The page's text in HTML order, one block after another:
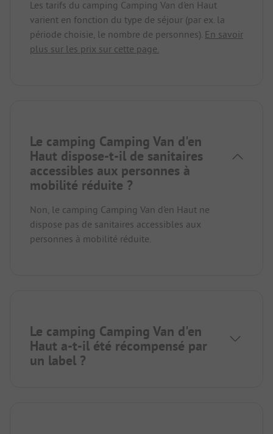
Les tarifs du camping Camping Van d'en Haut
varient en fonction du type de séjour (par ex. la
période choisie, le nombre de personnes). En savoir
plus sur les prix sur cette page.
Le camping Camping Van d'en
Haut dispose-t-il de sanitaires
accessibles aux personnes à
mobilité réduite ?
Non, le camping Camping Van d'en Haut ne
dispose pas de sanitaires accessibles aux
personnes à mobilité réduite.
Le camping Camping Van d'en
Haut a-t-il été récompensé par
un label ?